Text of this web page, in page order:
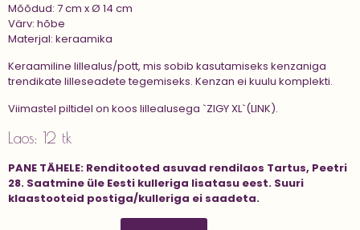
Mõõdud: 7 cm x Ø 14 cm
Värv: hõbe
Materjal: keraamika
Keraamiline lillealus/pott, mis sobib kasutamiseks kenzaniga
trendikate lilleseadete tegemiseks. Kenzan ei kuulu komplekti.
Viimastel piltidel on koos lillealusega `ZIGY XL`(LINK).
Laos: 12 tk
PANE TÄHELE: Renditooted asuvad rendilaos Tartus, Peetri
28. Saatmine üle Eesti kulleriga lisatasu eest. Suuri
klaastooteid postiga/kulleriga ei saadeta.